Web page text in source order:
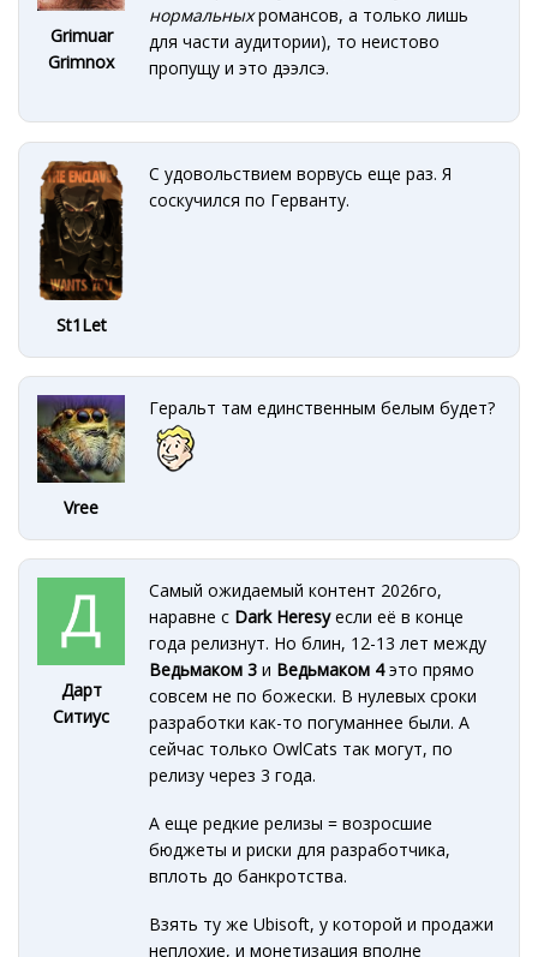
Grimuar
Grimnox
нормальныхромансов, а только лишь
для части аудитории), то неистово
пропущу и это дээлсэ.
St1Let
С удовольствием ворвусь еще раз. Я
соскучился по Герванту.
Vree
Геральт там единственным белым будет?
Дарт
Ситиус
Самый ожидаемый контент 2026го,
наравне с Dark Heresyесли её в конце
года релизнут. Но блин, 12-13 лет между
Ведьмаком 3 и Ведьмаком 4это прямо
совсем не по божески. В нулевых сроки
разработки как-то погуманнее были. А
сейчас только OwlCats так могут, по
релизу через 3 года.
А еще редкие релизы = возросшие
бюджеты и риски для разработчика,
вплоть до банкротства.
Взять ту же Ubisoft, у которой и продажи
неплохие, и монетизация вполне